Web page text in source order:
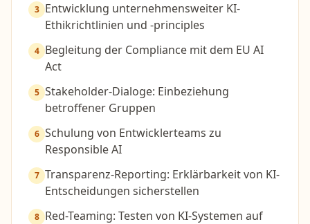
3 Entwicklung unternehmensweiter KI-
Ethikrichtlinien und -principles
4 Begleitung der Compliance mit dem EU AI
Act
5 Stakeholder-Dialoge: Einbeziehung
betroffener Gruppen
6 Schulung von Entwicklerteams zu
Responsible AI
7 Transparenz-Reporting: Erklärbarkeit von KI-
Entscheidungen sicherstellen
8 Red-Teaming: Testen von KI-Systemen auf